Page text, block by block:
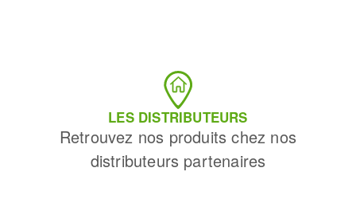
LES DISTRIBUTEURS
Retrouvez nos produits chez nos
distributeurs partenaires